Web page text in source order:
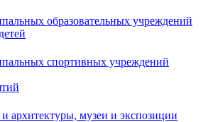
образовательных учреждений
спортивных учреждений
архитектуры, музеи и экспозиции